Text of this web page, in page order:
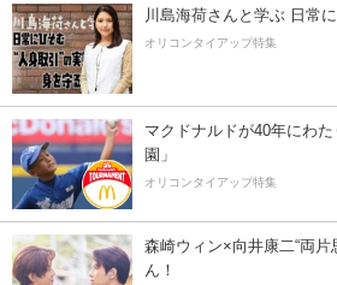
川島海荷さんと学ぶ 日常
オリコンタイアップ特集
マクドナルドが40年にわ
園」
オリコンタイアップ特集
森崎ウィン×向井康二“両片
ん！